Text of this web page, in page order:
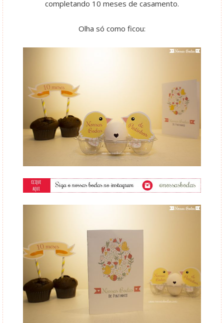
completando 10 meses de casamento.
Olha só como ficou: